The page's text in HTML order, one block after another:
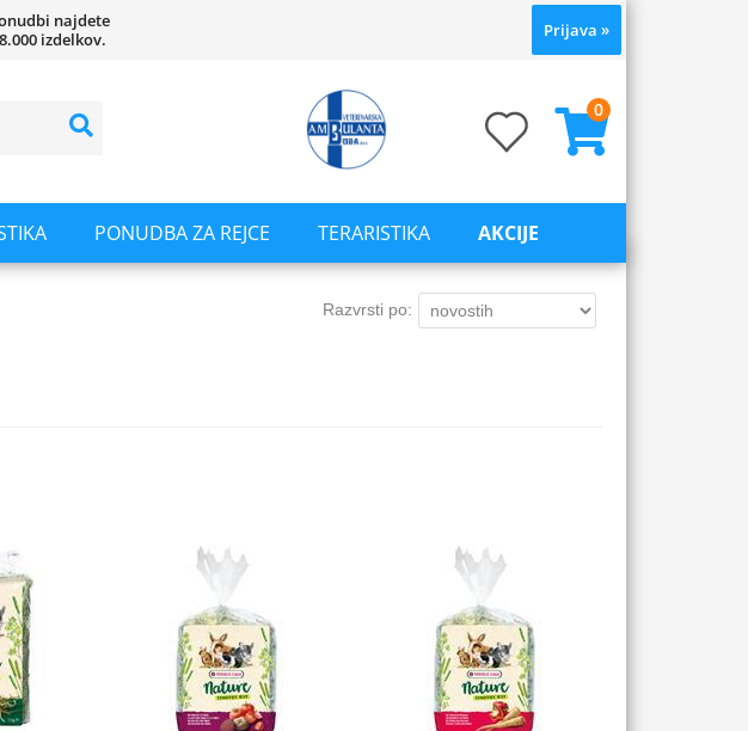
najdete
izdelkov.
Prijava »
0
PONUDBA ZA REJCE TERARISTIKA AKCIJE
Razvrsti po: